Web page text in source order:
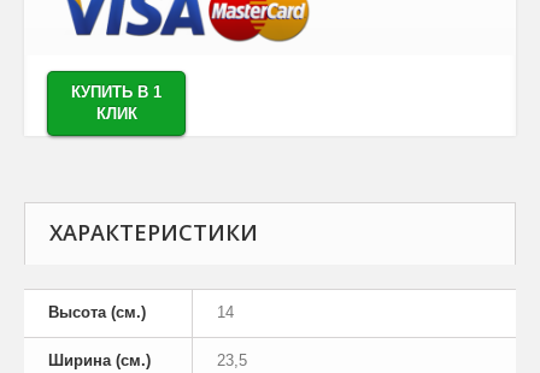
КУПИТЬ В 1
КЛИК
ХАРАКТЕРИСТИКИ
Высота (см.) 14
Ширина (см.) 23,5